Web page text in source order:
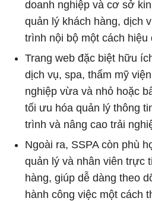
doanh nghiệp và cơ sở
quản lý khách hàng, dịch
trình nội bộ một cách hiệu
Trang web đặc biệt hữu
dịch vụ, spa, thẩm mỹ
nghiệp vừa và nhỏ hoặc
tối ưu hóa quản lý thông
trình và nâng cao trải
Ngoài ra, SSPA còn phù
quản lý và nhân viên trực
hàng, giúp dễ dàng theo
hành công việc một cách